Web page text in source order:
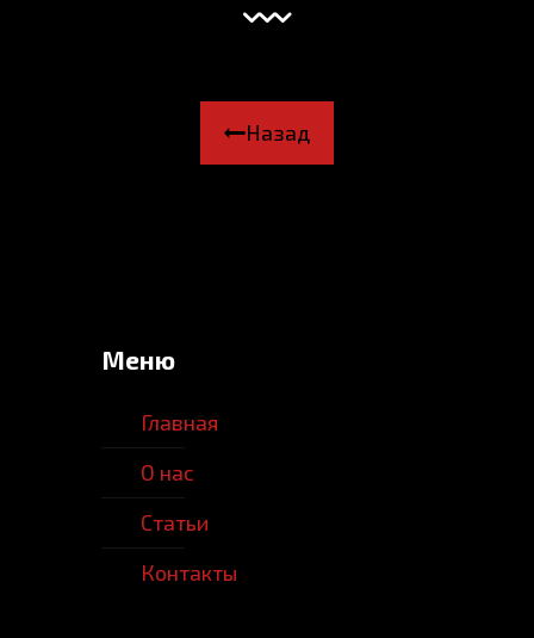
Назад
Меню
Главная
О нас
Статьи
Контакты